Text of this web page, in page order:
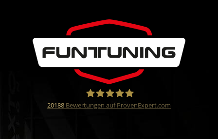
20188 Bewertungen auf ProvenExpert.com